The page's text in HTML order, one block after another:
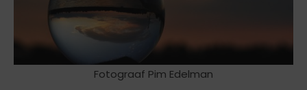
Fotograaf Pim Edelman